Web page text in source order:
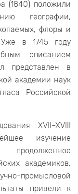
(1840) положили
географии,
флоры и
в 1745 году
описанием
представлен в
академии наук
Российской
XVII–XVIII
изучение
академиков,
промысловой
привели к